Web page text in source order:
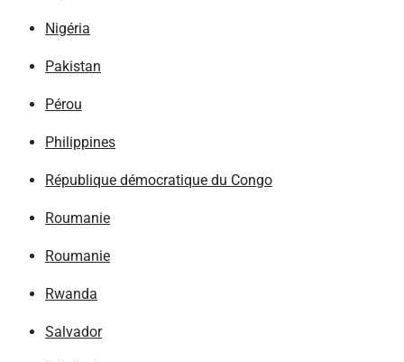
Nigéria
Pakistan
Pérou
Philippines
République démocratique du Congo
Roumanie
Roumanie
Rwanda
Salvador